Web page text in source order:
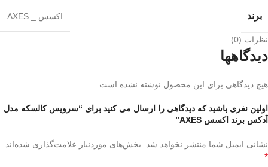
برند اکسس _ AXES
نظرات (0)
دیدگاهها
هیچ دیدگاهی برای این محصول نوشته نشده است.
اولین نفری باشید که دیدگاهی را ارسال می کنید برای “سرویس کالسکه مدل
آدکس برند اکسس AXES”
نشانی ایمیل شما منتشر نخواهد شد. بخش‌های موردنیاز علامت‌گذاری شده‌اند
*